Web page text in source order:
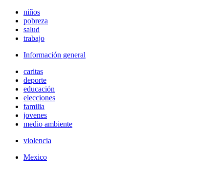
niños
pobreza
salud
trabajo
Información general
caritas
deporte
educación
elecciones
familia
jovenes
medio ambiente
violencia
Mexico